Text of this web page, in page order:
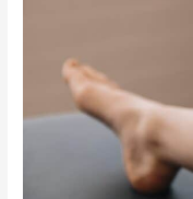
Hardlopen
knieklachten